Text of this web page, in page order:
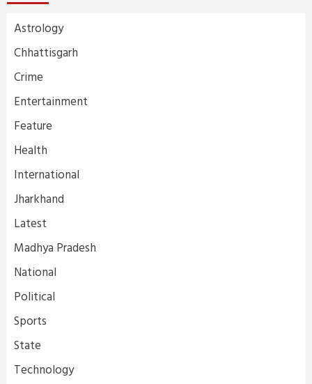
Astrology
Chhattisgarh
Crime
Entertainment
Feature
Health
International
Jharkhand
Latest
Madhya Pradesh
National
Political
Sports
State
Technology